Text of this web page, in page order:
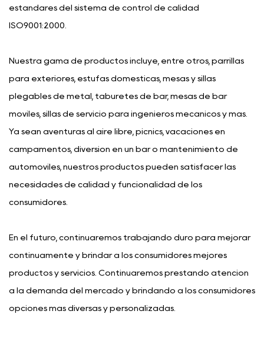
estándares del sistema de control de calidad
ISO9001:2000.
Nuestra gama de productos incluye, entre otros, parrillas
para exteriores, estufas domésticas, mesas y sillas
plegables de metal, taburetes de bar, mesas de bar
móviles, sillas de servicio para ingenieros mecánicos y más.
Ya sean aventuras al aire libre, picnics, vacaciones en
campamentos, diversión en un bar o mantenimiento de
automóviles, nuestros productos pueden satisfacer las
necesidades de calidad y funcionalidad de los
consumidores.
En el futuro, continuaremos trabajando duro para mejorar
continuamente y brindar a los consumidores mejores
productos y servicios. Continuaremos prestando atención
a la demanda del mercado y brindando a los consumidores
opciones más diversas y personalizadas.